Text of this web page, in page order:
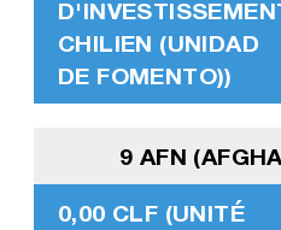
CHILIEN (UNIDAD
DE FOMENTO))
9 AFN
0,00 CLF (UNITÉ